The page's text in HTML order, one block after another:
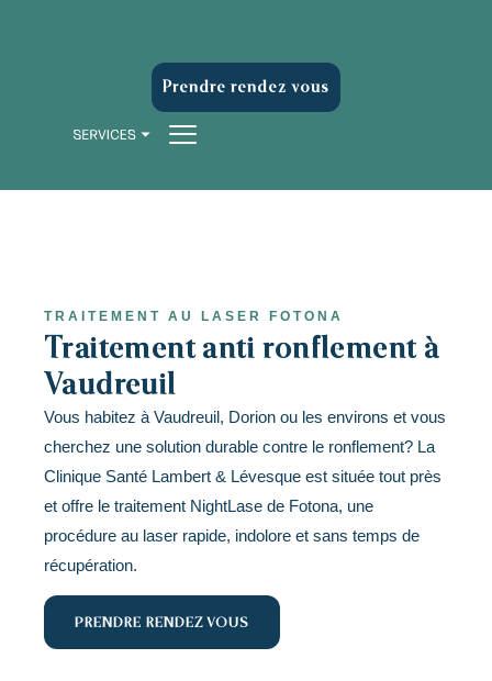
Prendre rendez-vous
TRAITEMENT AU LASER FOTONA
Traitement anti-ronflement à
Vaudreuil
Vous habitez à Vaudreuil, Dorion ou les environs et vous
cherchez une solution durable contre le ronflement? La
Clinique Santé Lambert & Lévesque est située tout près
et offre le traitement NightLase de Fotona, une
procédure au laser rapide, indolore et sans temps de
récupération.
PRENDRE RENDEZ-VOUS